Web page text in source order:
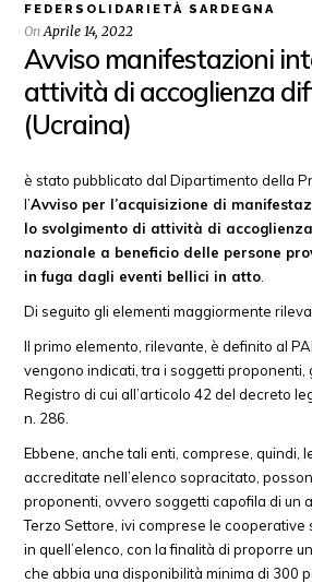
FEDERSOLIDARIETÀ SARDEGNA
OnAprile 14, 2022
Avviso manifestazioni
attività di accoglienza
(Ucraina)
è stato pubblicato dal Dipartimento della
l’Avviso per l’acquisizione di
lo svolgimento di attività di
nazionale a beneficio delle persone
in fuga dagli eventi bellici in atto
Di seguito gli elementi maggiormente
Il primo elemento, rilevante, è definito al
vengono indicati, tra i soggetti proponenti,
Registro di cui all’articolo 42 del decreto
n. 286.
Ebbene, anche tali enti, comprese, quindi,
accreditate nell’elenco sopracitato,
proponenti, ovvero soggetti capofila di un
Terzo Settore, ivi comprese le
in quell’elenco, con la finalità di proporre
che abbia una disponibilità minima di 300